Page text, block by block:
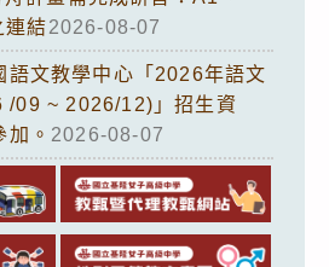
結2026-08-07
語文教學中心「2026年語文
/09 ~ 2026/12)」招生資
。 2026-08-07